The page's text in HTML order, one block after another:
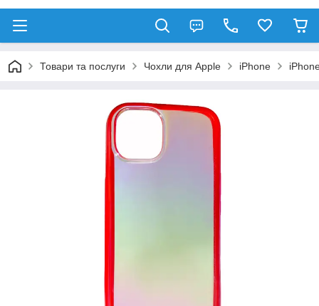
Товари та послуги Чохли для Apple iPhone